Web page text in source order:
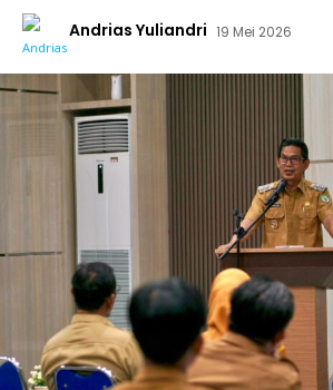
Andrias Yuliandri 19 Mei 2026